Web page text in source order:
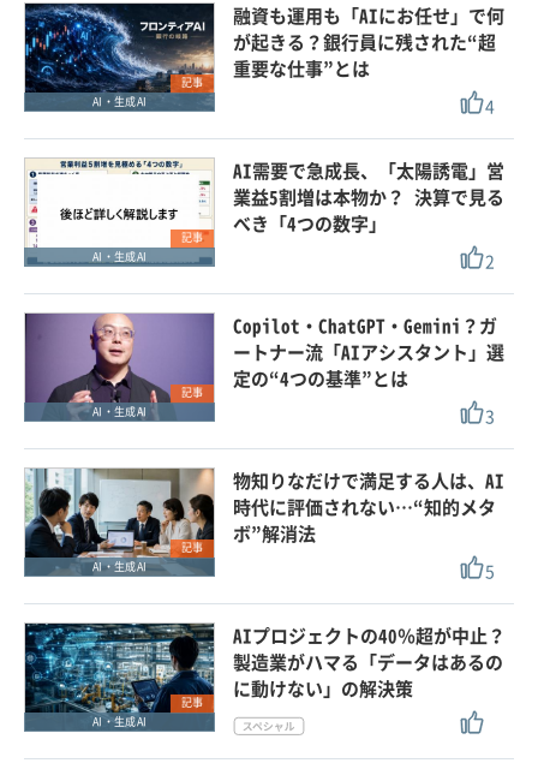
記事
AI・生成AI
融資も運用も「AIにお任せ」で何
が起きる？銀行員に残された“超
重要な仕事”とは
4
記事
AI・生成AI
AI需要で急成長、「太陽誘電」営
業益5割増は本物か？ 決算で見る
べき「4つの数字」
2
記事
AI・生成AI
Copilot・ChatGPT・Gemini？ガ
ートナー流「AIアシスタント」選
定の“4つの基準”とは
3
記事
AI・生成AI
物知りなだけで満足する人は、AI
時代に評価されない…“知的メタ
ボ”解消法
5
記事
AI・生成AI
AIプロジェクトの40％超が中止？
製造業がハマる「データはあるの
に動けない」の解決策